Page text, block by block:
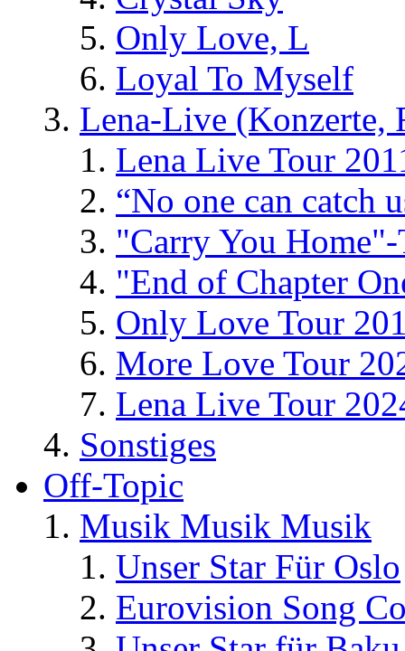
Only Love, L
Loyal To Myself
Lena-Live (Konzerte,
Lena Live Tour
“No one can catch
"Carry You
"End of Chapter
Only Love Tour
More Love Tour
Lena Live Tour
Sonstiges
Off-Topic
Musik Musik Musik
Unser Star Für Oslo
Eurovision Song